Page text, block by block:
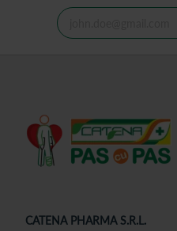
CATENA PHARMA S.R.L.